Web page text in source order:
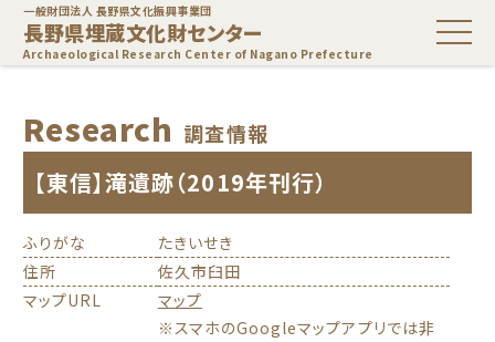
一般財団法人 長野県文化振興事業団
長野県埋蔵文化財センター
Archaeological Research Center of Nagano Prefecture
Research 調査情報
【東信】滝遺跡（2019年刊行）
ふりがな
たきいせき
住所
佐久市臼田
マップURL
マップ
※スマホのGoogleマップアプリでは非